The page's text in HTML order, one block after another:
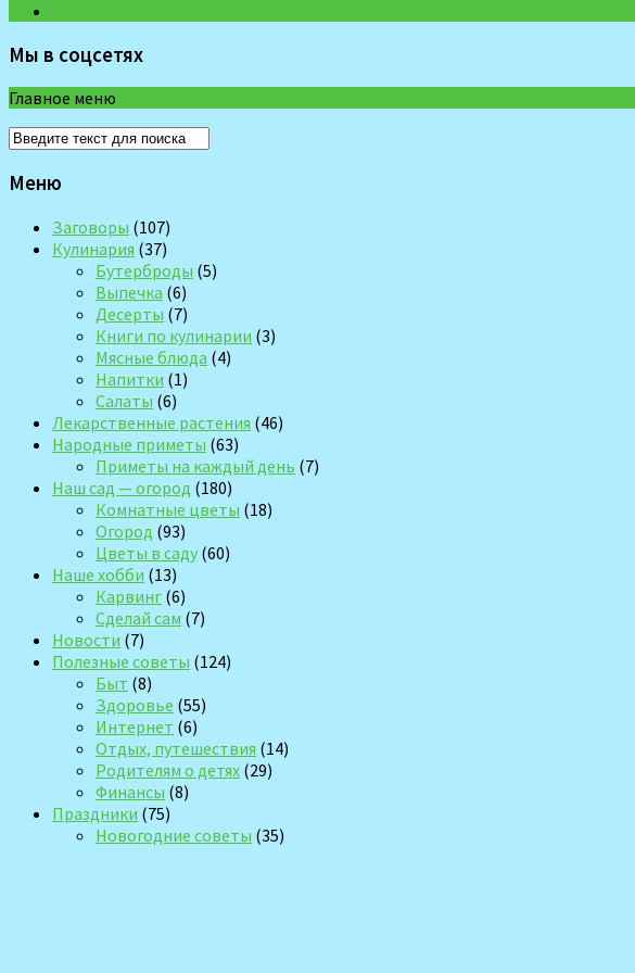
Мы в соцсетях
Главное меню
Меню
Заговоры (107)
Кулинария (37)
Бутерброды (5)
Выпечка (6)
Десерты (7)
Книги по кулинарии (3)
Мясные блюда (4)
Напитки (1)
Салаты (6)
Лекарственные растения (46)
Народные приметы (63)
Приметы на каждый день (7)
Наш сад — огород (180)
Комнатные цветы (18)
Огород (93)
Цветы в саду (60)
Наше хобби (13)
Карвинг (6)
Сделай сам (7)
Новости (7)
Полезные советы (124)
Быт (8)
Здоровье (55)
Интернет (6)
Отдых, путешествия (14)
Родителям о детях (29)
Финансы (8)
Праздники (75)
Новогодние советы (35)